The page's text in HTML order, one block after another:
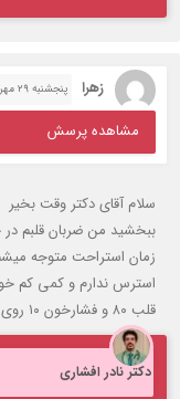
زهرا پنجشنبه ۲۹ مهر ۰( 4 سال پیش)
مشاهده پرسش
سلام آقای دکتر وقت بخیر
استرس ندارم و کمی کم
قلب ۸۰ و فشارخون ۱۰ روی ۶ نرمال بود لطفا راهنمایی کنید ؟
دکتر نادر افشاری